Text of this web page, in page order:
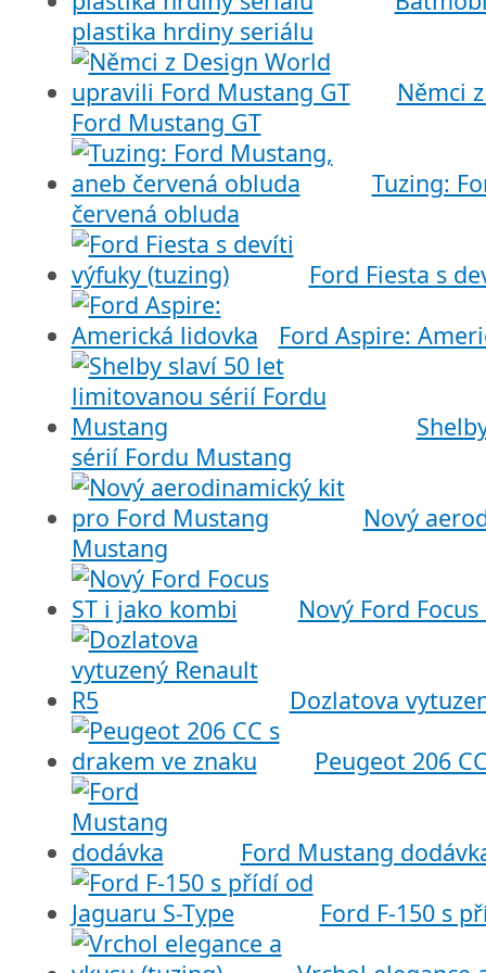
plastika hrdiny seriálu
Němci
Ford Mustang GT
Tuzing:
červená obluda
Ford Fiesta s
Ford Aspire:
sérií Fordu Mustang
Nový
Mustang
Nový Ford
Dozlatova
Peugeot 206
Ford Mustang
Ford F-150 s